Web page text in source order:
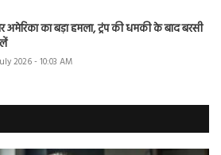
अमेरिका का बड़ा हमला, ट्रंप की धमकी के बाद बरसी
2026 - 10:03 AM